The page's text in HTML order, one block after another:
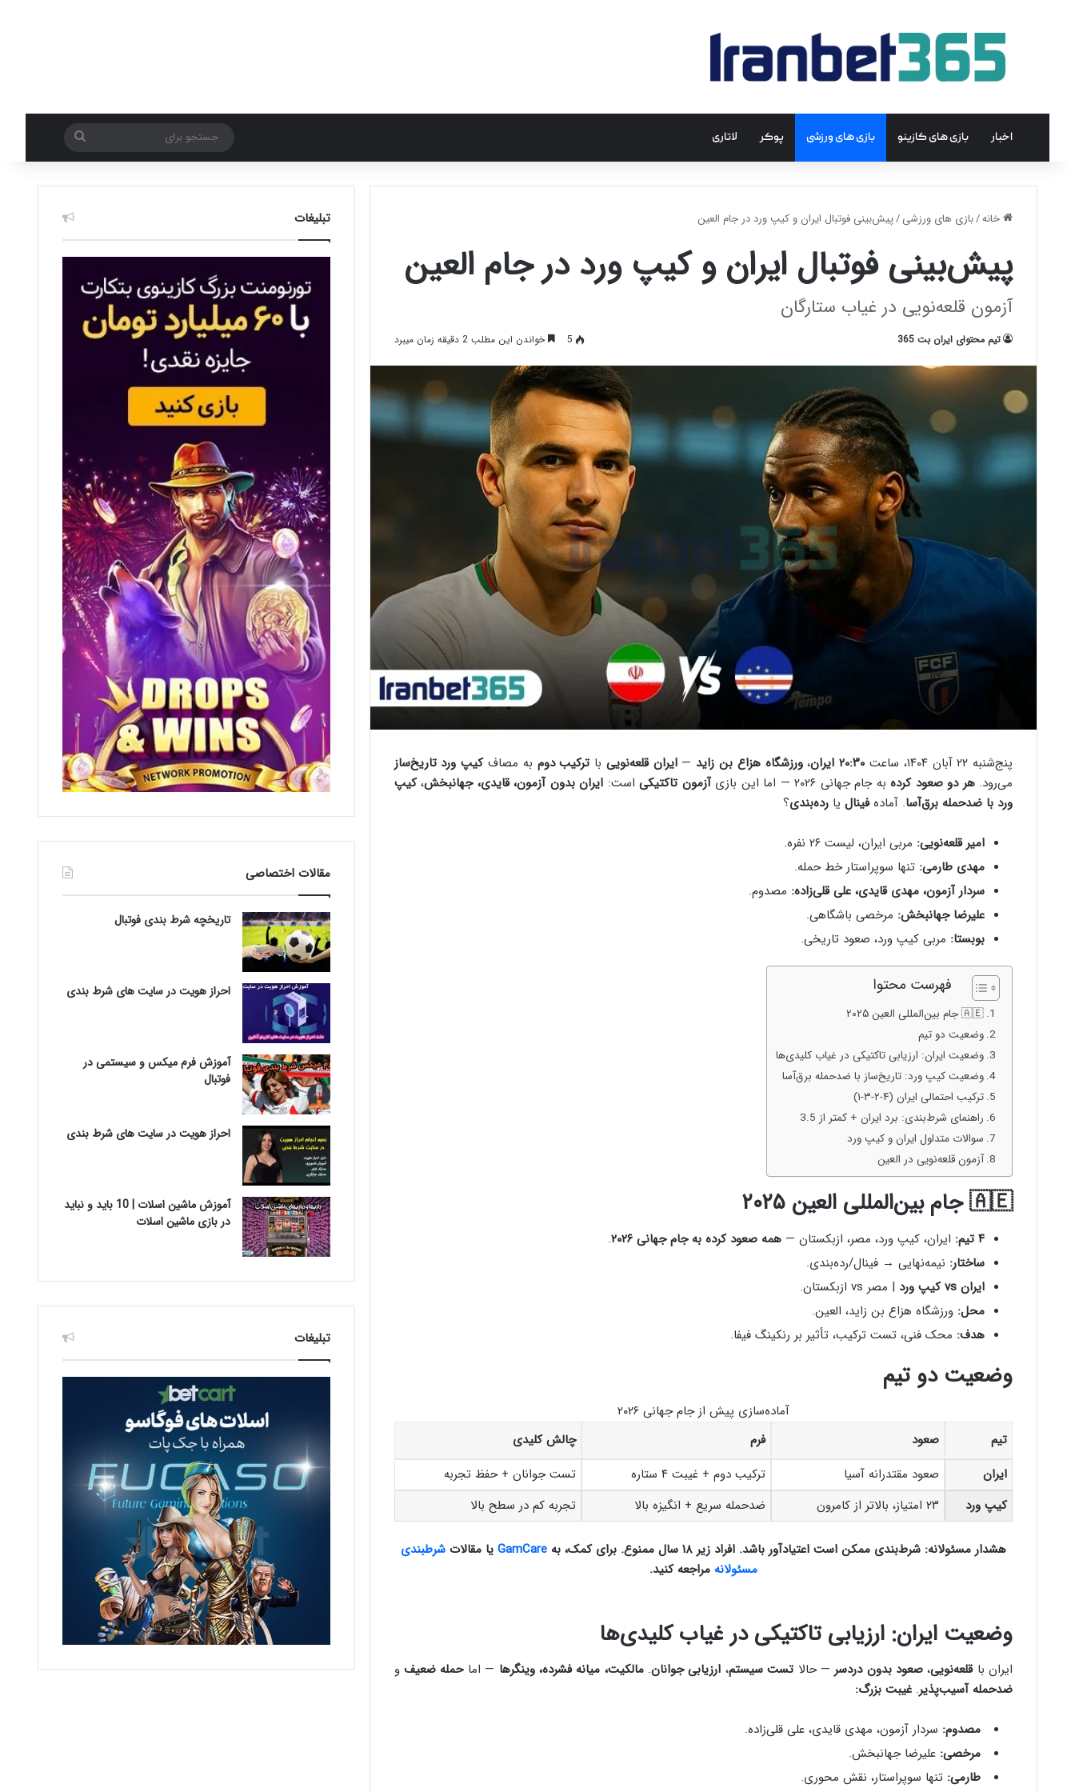
اخبار بازی های کازینو بازی های ورزشی پوکر لاتاری
جستجو
برای
خانه/بازی های ورزشی/پیش‌بینی فوتبال ایران و کیپ ورد در جام العین
پیش‌بینی فوتبال ایران و کیپ ورد در جام العین
آزمون قلعه‌نویی در غیاب ستارگان
تیم محتوای ایران بت 365 5 خواندن این مطلب 2 دقیقه زمان میبرد
پنج‌شنبه ۲۲ آبان ۱۴۰۴، ساعت ۲۰:۳۰ ایران ،ورزشگاه هزاع بن زاید —ایران قلعه‌نویی با ترکیب دوم به مصافکیپ ورد تاریخ‌ساز
می‌رود.هر دو صعود کردهبه جام جهانی ۲۰۲۶ — اما این بازی آزمون تاکتیکیاست: ایران بدون آزمون، قایدی، جهانبخش،کیپ
ورد با ضدحمله برق‌آسا. آمادهفینال یا رده‌بندی؟
امیر قلعه‌نویی: مربی ایران، لیست ۲۶ نفره.
مهدی طارمی: تنها سوپراستار خط حمله.
سردار آزمون، مهدی قایدی، علی قلی‌زاده: مصدوم.
علیرضا جهانبخش: مرخصی باشگاهی.
بوبستا: مربی کیپ ورد، صعود تاریخی.
فهرست محتوا
🇦🇪 جام بین‌المللی العین ۲۰۲۵
وضعیت دو تیم
وضعیت ایران: ارزیابی تاکتیکی در غیاب کلیدی‌ها
وضعیت کیپ ورد: تاریخ‌ساز با ضدحمله برق‌آسا
ترکیب احتمالی ایران (۴-۲-۳-۱)
راهنمای شرط‌بندی: برد ایران + کمتر از 3.5
سوالات متداول ایران و کیپ ورد
آزمون قلعه‌نویی در العین
🇦🇪 جام بین‌المللی العین ۲۰۲۵
۴ تیم: ایران، کیپ ورد، مصر، ازبکستان — همه صعود کرده به جام جهانی ۲۰۲۶
.
ساختار: نیمه‌نهایی → فینال/رده‌بندی.
ایران vs کیپ ورد
| مصر vs ازبکستان.
محل: ورزشگاه هزاع بن زاید، العین.
هدف: محک فنی، تست ترکیب، تأثیر بر رنکینگ فیفا.
وضعیت دو تیم
آماده‌سازی پیش از جام جهانی ۲۰۲۶
تیم
صعود فرم
چالش کلیدی
ایران
صعود مقتدرانه آسیا ترکیب دوم + غیبت ۴ ستاره
تست جوانان + حفظ تجربه
کیپ ورد
۲۳ امتیاز، بالاتر از کامرون ضدحمله سریع + انگیزه بالا تجربه کم در سطح بالا
هشدار مسئولانه: شرط‌بندی ممکن است اعتیادآور باشد. افراد زیر ۱۸ سال ممنوع. برای کمک، به GamCare یا مقالاتشرطبندی
مسئولانه مراجعه کنید.
وضعیت ایران: ارزیابی تاکتیکی در غیاب کلیدی‌ها
ایران باقلعه‌نویی،صعود بدون دردسر— حالا تست سیستم، ارزیابی جوانان.مالکیت، میانه فشرده، وینگرها — اماحمله ضعیفو
ضدحمله آسیب‌پذیر. غیبت بزرگ:
مصدوم: سردار آزمون، مهدی قایدی، علی قلی‌زاده.
مرخصی: علیرضا جهانبخش.
طارمی: تنها سوپراستار، نقش محوری.
تبلیغات
مقالات اختصاصی
تاریخچه شرط بندی فوتبال
احراز هویت در سایت های شرط بندی
آموزش فرم میکس و سیستمی در
فوتبال
احراز هویت در سایت های شرط بندی
آموزش ماشین اسلات | 10 باید و نباید
در بازی ماشین اسلات
تبلیغات